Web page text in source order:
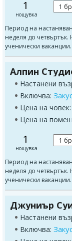
1
нощувка
Период на
неделя до
ученически ваканции.
Алпин
Настанени
Включва:
Цена на човек:
Цена на
1
нощувка
Период на
неделя до
ученически ваканции.
Джуниър
Настанени
Включва: